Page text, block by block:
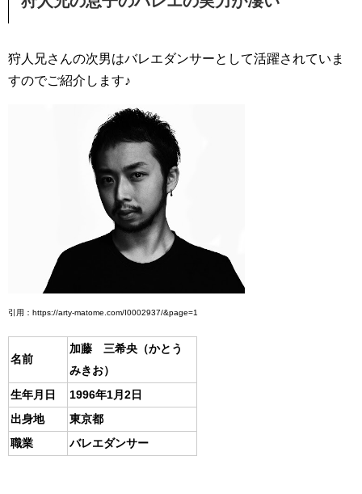
狩人兄さんの次男はバレエダンサーとして活躍されていま
すのでご紹介します♪
引用：https://arty-matome.com/I0002937/&page=1
名前
加藤 三希央（かとう
みきお）
生年月日
1996年1月2日
出身地
東京都
職業
バレエダンサー